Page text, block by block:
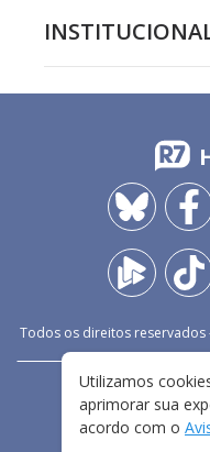
Todos os direitos reservados
TERMOS
Utilizamos
aprimorar sua
acordo com o